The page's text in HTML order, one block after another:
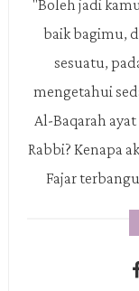
"Boleh jadi
baik bagimu,
sesuatu,
mengetahui
Al-Baqarah
Rabbi? Kenapa
Fajar